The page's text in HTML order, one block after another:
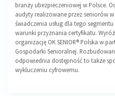
branży ubezpieczeniowej w Polsce.
audyty realizowane przez seniorów
świadczenia usług dla tego
warunki przyznania certyfikatu.
organizację OK SENIOR® Polska w
Gospodarki Senioralnej.
odpowiednia dostępność to także
wykluczeniu cyfrowemu.